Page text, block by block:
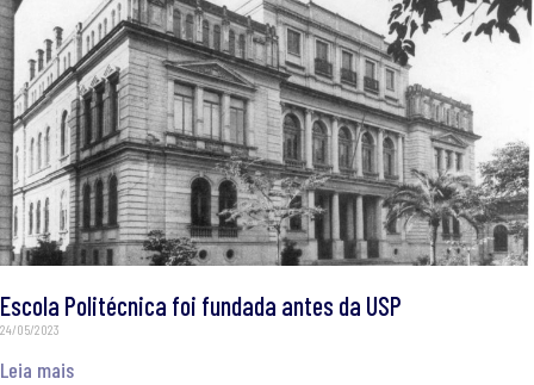
Escola Politécnica foi fundada antes da USP
24/05/2023
Leia mais